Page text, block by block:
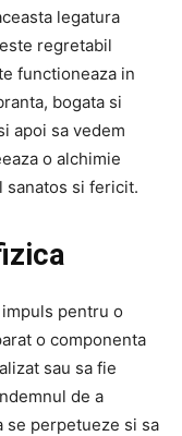
legatura
regretabil
functioneaza in
bogata si
apoi sa vedem
o alchimie
sanatos si fericit.
pentru o
o componenta
sau sa fie
de a
se perpetueze si sa